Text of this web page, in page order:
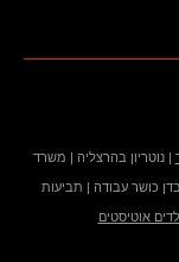
| נוטריון בהרצליה | משרד
כושר עבודה | תביעות
אוטיסטים